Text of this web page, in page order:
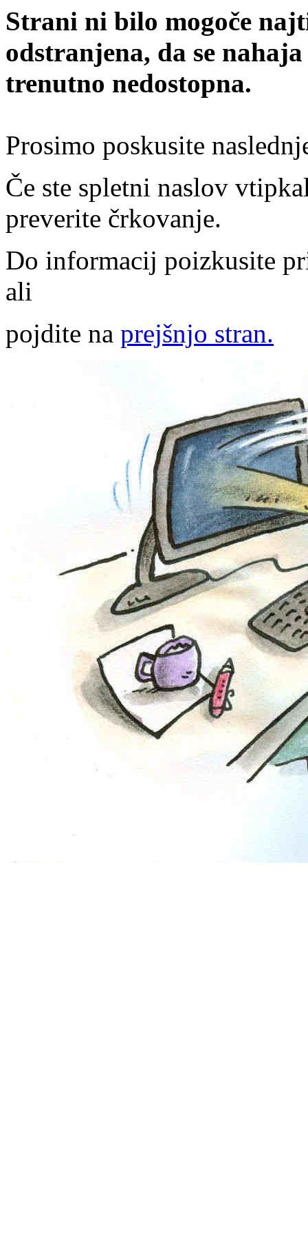
Strani ni bilo mogoče
odstranjena, da se
trenutno nedostopna.
Prosimo poskusite
Če ste spletni naslov
preverite črkovanje.
Do informacij poizkusite
ali
pojdite na prejšnjo stran.